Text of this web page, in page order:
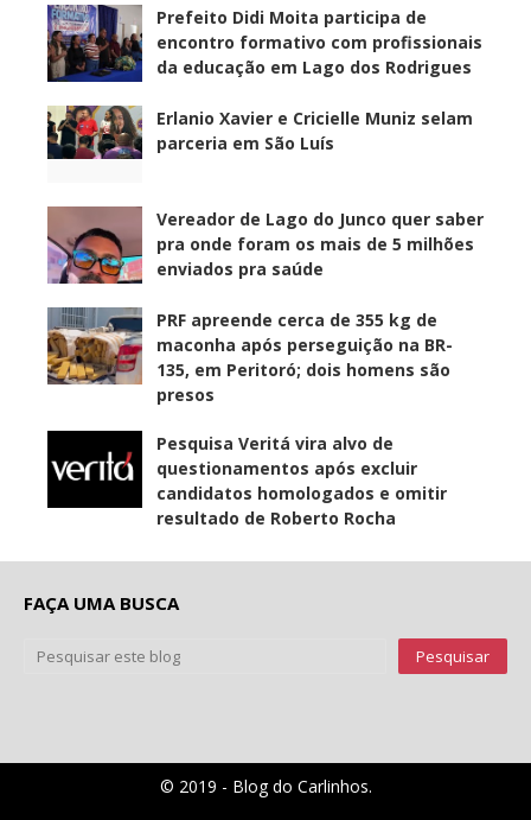
Prefeito Didi Moita participa de
encontro formativo com profissionais
da educação em Lago dos Rodrigues
Erlanio Xavier e Cricielle Muniz selam
parceria em São Luís
Vereador de Lago do Junco quer saber
pra onde foram os mais de 5 milhões
enviados pra saúde
PRF apreende cerca de 355 kg de
maconha após perseguição na BR-
135, em Peritoró; dois homens são
presos
Pesquisa Veritá vira alvo de
questionamentos após excluir
candidatos homologados e omitir
resultado de Roberto Rocha
FAÇA UMA BUSCA
© 2019 - Blog do Carlinhos.